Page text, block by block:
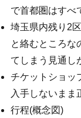
で首都圏はすべ
埼玉県内残り2
と絡むところな
てしまう見通し
チケットショッ
入手しないまま
行程(概念図)